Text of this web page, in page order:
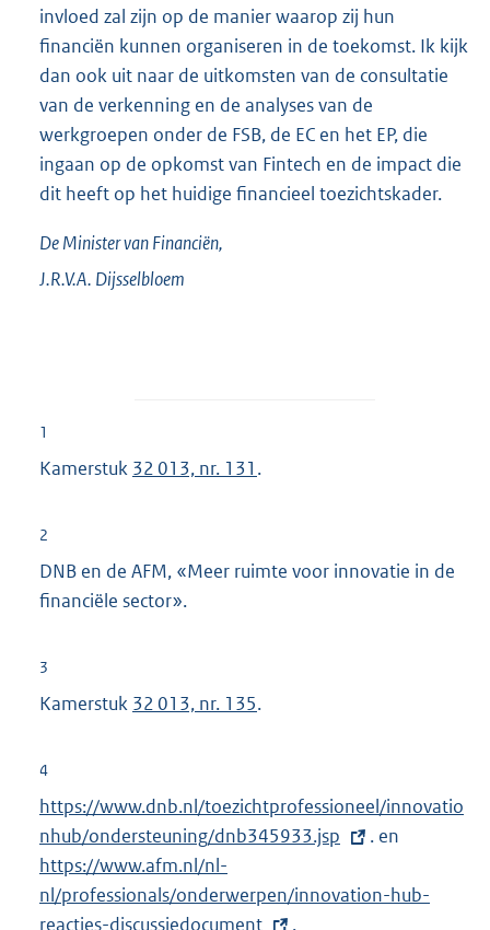
invloed zal zijn op de manier waarop zij hun
financiën kunnen organiseren in de toekomst. Ik kijk
dan ook uit naar de uitkomsten van de consultatie
van de verkenning en de analyses van de
werkgroepen onder de FSB, de EC en het EP, die
ingaan op de opkomst van Fintech en de impact die
dit heeft op het huidige financieel toezichtskader.
De Minister van Financiën,
J.R.V.A. Dijsselbloem
1
Kamerstuk 32 013, nr. 131 .
2
DNB en de AFM, «Meer ruimte voor innovatie in de
financiële sector».
3
Kamerstuk 32 013, nr. 135.
4
E
x
t
e
r
https://www.dnb.nl/toezichtprofessioneel/innovatio
nhub/ondersteuning/dnb345933.jsp
. en
t
https://www.afm.nl/nl-
nl/professionals/onderwerpen/innovation-hub-
reacties-discussiedocument
.